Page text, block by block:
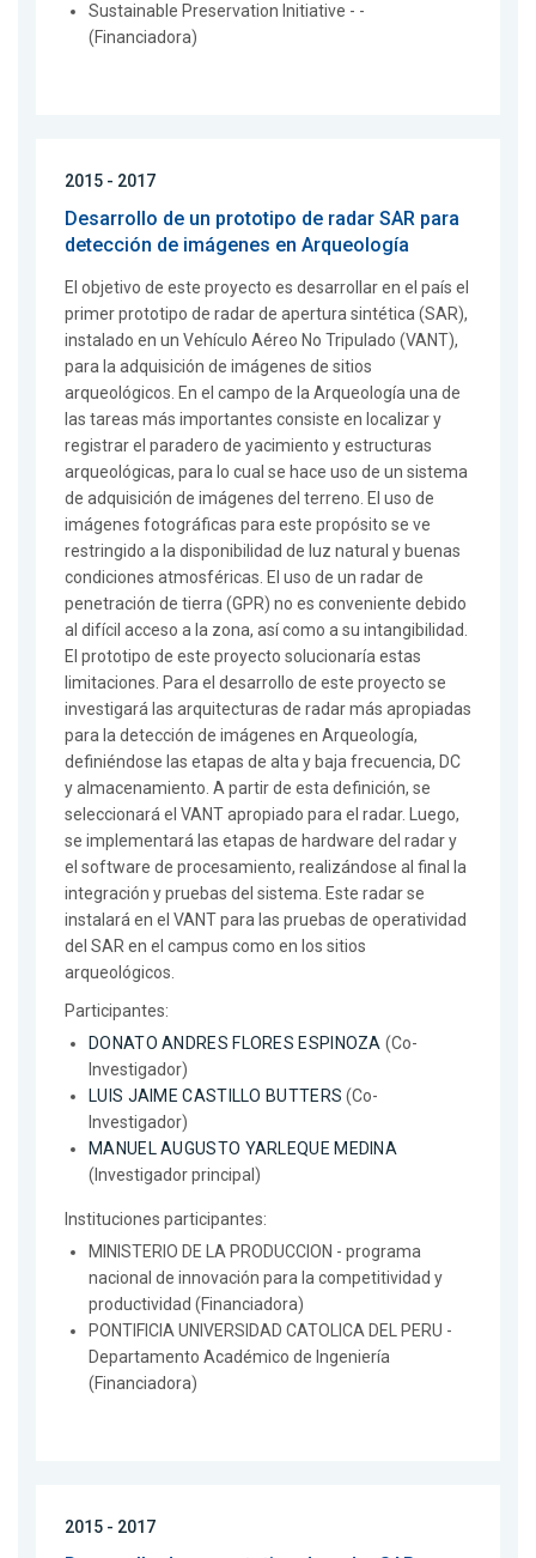
Sustainable Preservation Initiative - -
(Financiadora)
2015 - 2017
Desarrollo de un prototipo de radar SAR para
detección de imágenes en Arqueología
El objetivo de este proyecto es desarrollar en el país el
primer prototipo de radar de apertura sintética (SAR),
instalado en un Vehículo Aéreo No Tripulado (VANT),
para la adquisición de imágenes de sitios
arqueológicos. En el campo de la Arqueología una de
las tareas más importantes consiste en localizar y
registrar el paradero de yacimiento y estructuras
arqueológicas, para lo cual se hace uso de un sistema
de adquisición de imágenes del terreno. El uso de
imágenes fotográficas para este propósito se ve
restringido a la disponibilidad de luz natural y buenas
condiciones atmosféricas. El uso de un radar de
penetración de tierra (GPR) no es conveniente debido
al difícil acceso a la zona, así como a su intangibilidad.
El prototipo de este proyecto solucionaría estas
limitaciones. Para el desarrollo de este proyecto se
investigará las arquitecturas de radar más apropiadas
para la detección de imágenes en Arqueología,
definiéndose las etapas de alta y baja frecuencia, DC
y almacenamiento. A partir de esta definición, se
seleccionará el VANT apropiado para el radar. Luego,
se implementará las etapas de hardware del radar y
el software de procesamiento, realizándose al final la
integración y pruebas del sistema. Este radar se
instalará en el VANT para las pruebas de operatividad
del SAR en el campus como en los sitios
arqueológicos.
Participantes:
DONATO ANDRES FLORES ESPINOZA (Co-
Investigador)
LUIS JAIME CASTILLO BUTTERS (Co-
Investigador)
MANUEL AUGUSTO YARLEQUE MEDINA
(Investigador principal)
Instituciones participantes:
MINISTERIO DE LA PRODUCCION - programa
nacional de innovación para la competitividad y
productividad (Financiadora)
PONTIFICIA UNIVERSIDAD CATOLICA DEL PERU -
Departamento Académico de Ingeniería
(Financiadora)
2015 - 2017